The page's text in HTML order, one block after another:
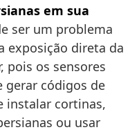
em sua
ser um problema
exposição direta da
pois os sensores
gerar códigos de
instalar cortinas,
ou usar